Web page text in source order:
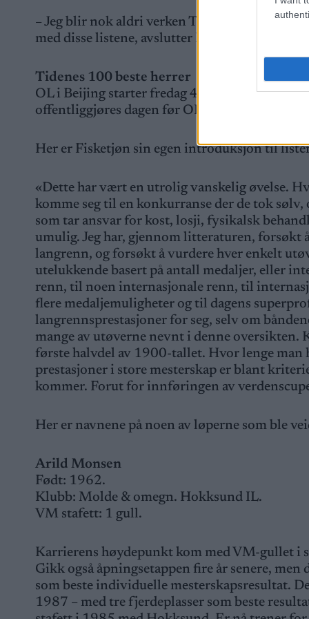
– Jeg blir nok aldri verken Thor Gotaas eller
med disse listene, avslutter Fisketjøn.
Tidenes 100 beste herrer
OL i Beijing starter fredag 4. februar 2022.
offentliggjøres dagen før OL-ilden tennes.
Her er Fisketjøn sin egen introduksjon til
«Dette har vært en utrolig vanskelig øvelse.
komme seg til en konkurranse der de tok sølv,
som tar ansvar for kost, losji, fysikalsk
umulig. Jeg har, gjennom litteraturen, forsøkt
langrenn, og forsøkt å vurdere hver enkelt
utelukkende basert på antall medaljer, eller
renn, til noen internasjonale renn, til
flere medaljemuligheter og til dagens
langrennsprestasjoner for seg, selv om
mange av utøverne nevnt i denne
første halvdel av 1900-tallet. Hvor lenge
prestasjoner i store mesterskap er blant
kommer. Forut for innføringen av
Her er navnene på noen av løperne som ble
Arild Monsen
Født: 1962.
Klubb: Molde & omegn. Hokksund IL.
VM stafett: 1 gull.
Karrierens høydepunkt kom med VM-gullet i
Gikk også åpningsetappen fire år senere,
som beste individuelle mesterskapsresultat.
1987 – med tre fjerdeplasser som beste